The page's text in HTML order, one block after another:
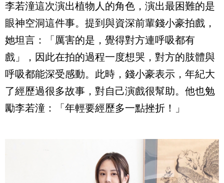
李若潼這次演出植物人的角色，演出最困難的是
眼神空洞這件事。提到與資深前輩錢小豪拍戲，
她坦言：「厲害的是，覺得對方連呼吸都有
戲」，因此在拍的過程一度想哭，對方的肢體與
呼吸都能深受感動。此時，錢小豪表示，年紀大
了經歷過很多故事，對自己演戲很幫助。他也勉
勵李若潼：「年輕要經歷多一點挫折！」